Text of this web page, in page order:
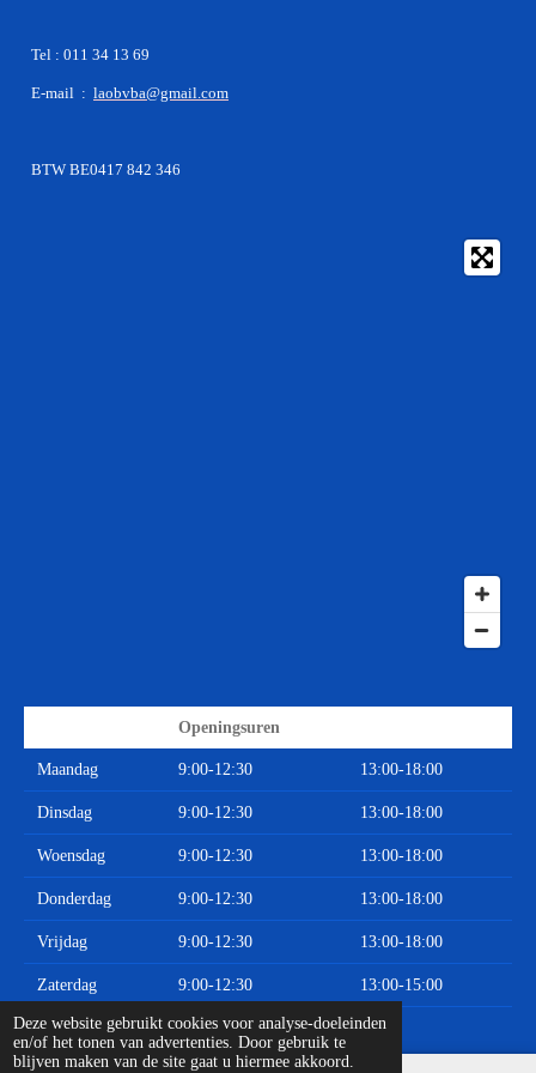
Deze website gebruikt cookies voor analyse-doeleinden
en/of het tonen van advertenties. Door gebruik te
blijven maken van de site gaat u hiermee akkoord.
Tel : 011 34 13 69
E-mail : laobvba@gmail.com
BTW BE0417 842 346
Openingsuren
Maandag 9:00-12:30 13:00-18:00
Dinsdag 9:00-12:30 13:00-18:00
Woensdag 9:00-12:30 13:00-18:00
Donderdag 9:00-12:30 13:00-18:00
Vrijdag 9:00-12:30 13:00-18:00
Zaterdag 9:00-12:30
13:00-15:00
© 2020 - 2026 Limburgse Auto Onderdelen